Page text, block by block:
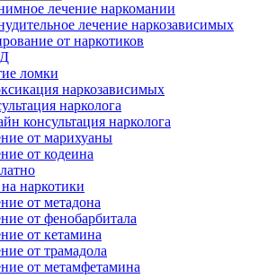
лечение наркомании
лечение наркозависимых
от наркотиков
ломки
наркозависимых
нарколога
консультация нарколога
от марихуаны
от кодеина
наркотики
от метадона
от фенобарбитала
от кетамина
от трамадола
от метамфетамина